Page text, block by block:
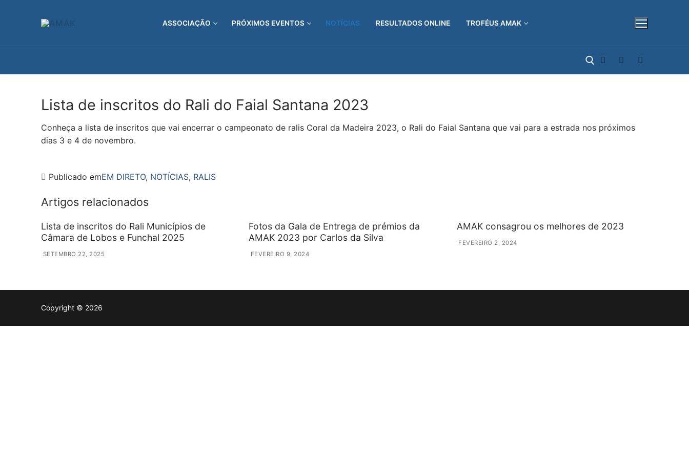
ASSOCIAÇÃO PRÓXIMOS EVENTOS NOTÍCIAS RESULTADOS ONLINE TROFÉUS AMAK
Lista de inscritos do Rali do Faial Santana 2023
Conheça a lista de inscritos que vai encerrar o campeonato de ralis Coral da Madeira 2023, o Rali do Faial Santana que vai para a estrada nos próximos
dias 3 e 4 de novembro.
Publicado emEM DIRETO, NOTÍCIAS, RALIS
Artigos relacionados
Lista de inscritos do Rali Municípios de
Câmara de Lobos e Funchal 2025
SETEMBRO 22, 2025
Fotos da Gala de Entrega de prémios da
AMAK 2023 por Carlos da Silva
FEVEREIRO 9, 2024
AMAK consagrou os melhores de 2023
FEVEREIRO 2, 2024
Copyright © 2026